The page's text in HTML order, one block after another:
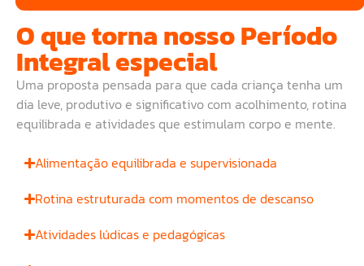
O que torna nosso Período
Integral especial
Uma proposta pensada para que cada criança tenha um
dia leve, produtivo e significativo com acolhimento, rotina
equilibrada e atividades que estimulam corpo e mente.
Alimentação equilibrada e supervisionada
Rotina estruturada com momentos de descanso
Atividades lúdicas e pedagógicas